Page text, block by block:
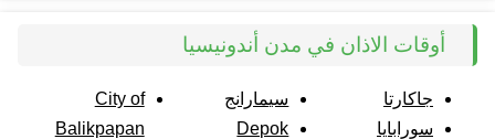
أوقات الاذان في مدن أندونيسيا
جاكارتا
سورابايا
سيمارانج
Depok
City of
Balikpapan